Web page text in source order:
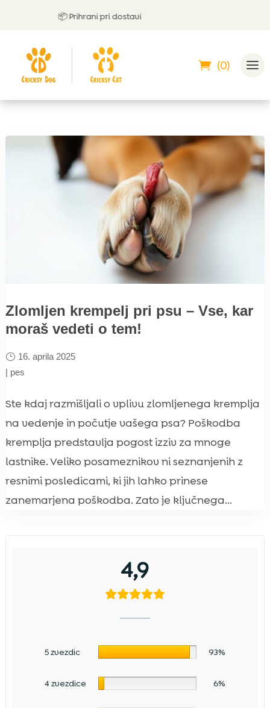
📦 Prihrani pri dostavi
(0)
Zlomljen krempelj pri psu – Vse, kar
moraš vedeti o tem!
16. aprila 2025
| pes
Ste kdaj razmišljali o vplivu zlomljenega kremplja
na vedenje in počutje vašega psa? Poškodba
kremplja predstavlja pogost izziv za mnoge
lastnike. Veliko posameznikov ni seznanjenih z
resnimi posledicami, ki jih lahko prinese
zanemarjena poškodba. Zato je ključnega...
4,9
5 zvezdic 93%
4 zvezdice 6%